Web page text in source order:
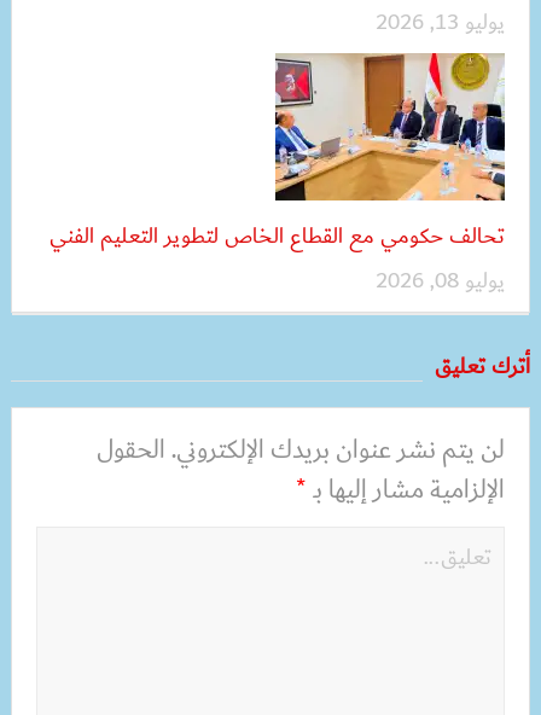
يوليو 13, 2026
تحالف حكومي مع القطاع الخاص لتطوير التعليم الفني
يوليو 08, 2026
أترك تعليق
لن يتم نشر عنوان بريدك الإلكتروني.الحقول
الإلزامية مشار إليها بـ*